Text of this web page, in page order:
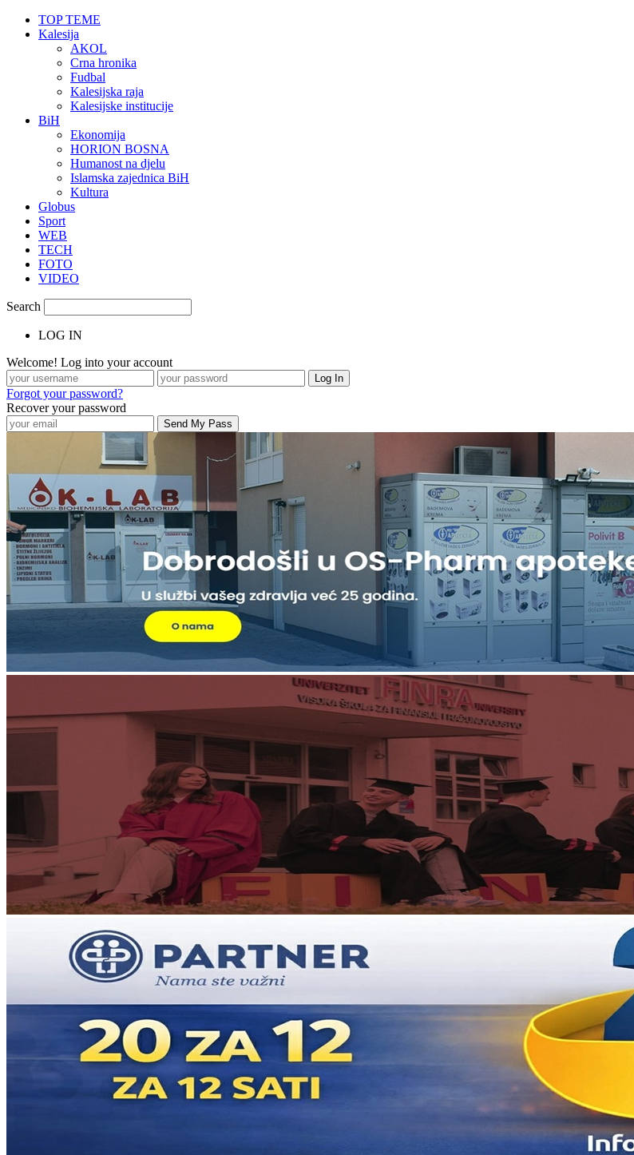
TOP TEME
Kalesija
AKOL
Crna hronika
Fudbal
Kalesijska raja
Kalesijske institucije
BiH
Ekonomija
HORION BOSNA
Humanost na djelu
Islamska zajednica BiH
Kultura
Globus
Sport
WEB
TECH
FOTO
VIDEO
Search
LOG IN
Welcome! Log into your account
Forgot your password?
Recover your password